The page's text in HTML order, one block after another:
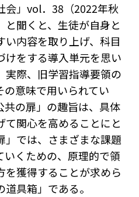
会」vol．38（2022年秋
聞くと、生徒が自身と
内容を取り上げ、科目
けをする導入単元を思い
実際、旧学習指導要領の
の意味で用いられてい
共の扉」の趣旨は、具体
関心を高めることにと
」では、さまざまな課題
いくための、原理的で領
を獲得することが求めら
具箱」である。